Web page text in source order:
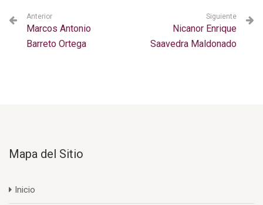
Anterior
Marcos Antonio
Barreto Ortega
Siguiente
Nicanor Enrique
Saavedra Maldonado
Mapa del Sitio
Inicio